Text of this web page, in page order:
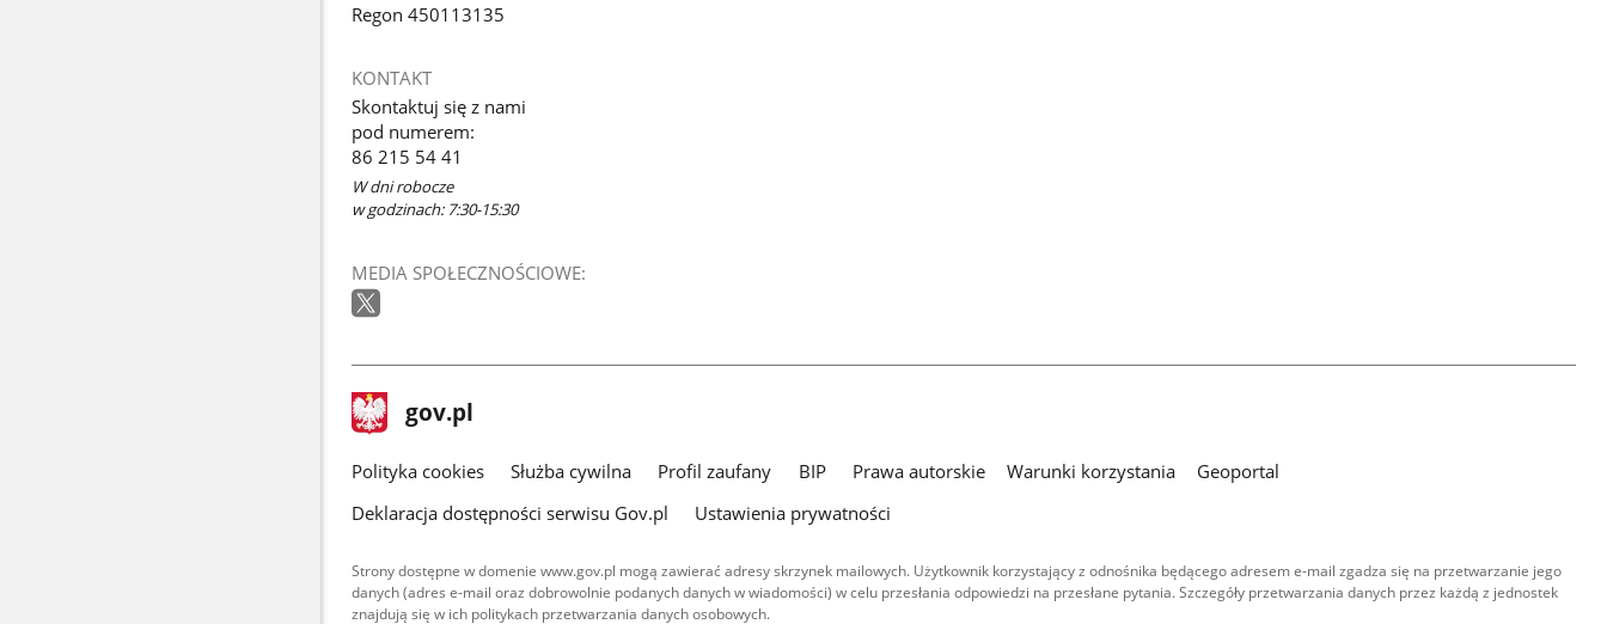
Regon 450113135
KONTAKT
Skontaktuj się z nami
pod numerem:
86 215 54 41
W dni robocze
w godzinach: 7:30-15:30
MEDIA SPOŁECZNOŚCIOWE:
stopka
gov.pl Strona
gov.pl
gov.pl
Polityka cookies Służba cywilna Profil zaufany BIP Prawa autorskie Warunki korzystania
Geoportal
Deklaracja dostępności serwisu Gov.pl
Ustawienia prywatności
Strony dostępne w domenie www.gov.pl mogą zawierać adresy skrzynek mailowych. Użytkownik korzystający z odnośnika będącego adresem e-mail zgadza się na przetwarzanie jego
danych (adres e-mail oraz dobrowolnie podanych danych w wiadomości) w celu przesłania odpowiedzi na przesłane pytania. Szczegóły przetwarzania danych przez każdą z jednostek
znajdują się w ich politykach przetwarzania danych osobowych.